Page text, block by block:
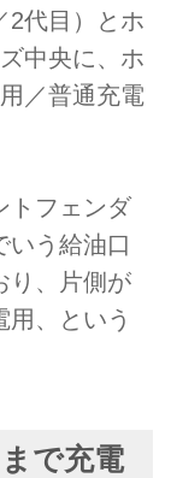
2代目）とホ
中央に、ホ
／普通充電
トフェンダ
いう給油口
り、片側が
、という
で充電